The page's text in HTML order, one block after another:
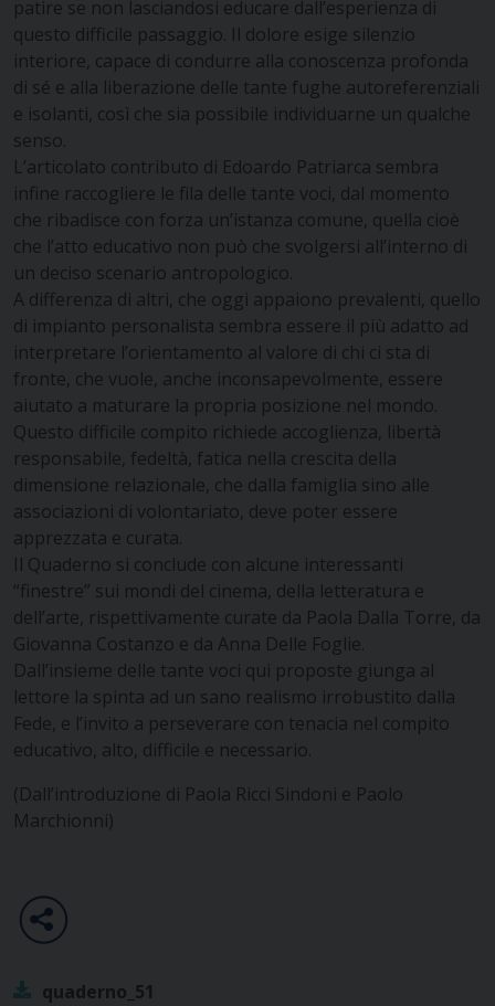
patire se non lasciandosi educare dall’esperienza di
questo difficile passaggio. Il dolore esige silenzio
interiore, capace di condurre alla conoscenza profonda
di sé e alla liberazione delle tante fughe autoreferenziali
e isolanti, così che sia possibile individuarne un qualche
senso.
L’articolato contributo di Edoardo Patriarca sembra
infine raccogliere le fila delle tante voci, dal momento
che ribadisce con forza un’istanza comune, quella cioè
che l’atto educativo non può che svolgersi all’interno di
un deciso scenario antropologico.
A differenza di altri, che oggi appaiono prevalenti, quello
di impianto personalista sembra essere il più adatto ad
interpretare l’orientamento al valore di chi ci sta di
fronte, che vuole, anche inconsapevolmente, essere
aiutato a maturare la propria posizione nel mondo.
Questo difficile compito richiede accoglienza, libertà
responsabile, fedeltà, fatica nella crescita della
dimensione relazionale, che dalla famiglia sino alle
associazioni di volontariato, deve poter essere
apprezzata e curata.
Il Quaderno si conclude con alcune interessanti
“finestre” sui mondi del cinema, della letteratura e
dell’arte, rispettivamente curate da Paola Dalla Torre, da
Giovanna Costanzo e da Anna Delle Foglie.
Dall’insieme delle tante voci qui proposte giunga al
lettore la spinta ad un sano realismo irrobustito dalla
Fede, e l’invito a perseverare con tenacia nel compito
educativo, alto, difficile e necessario.
(Dall’introduzione di Paola Ricci Sindoni e Paolo
Marchionni)
quaderno_51